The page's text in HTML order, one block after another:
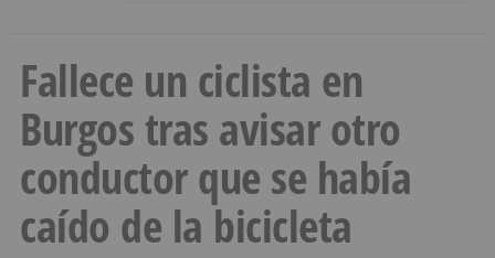
Fallece un ciclista en
Burgos tras avisar otro
conductor que se había
caído de la bicicleta